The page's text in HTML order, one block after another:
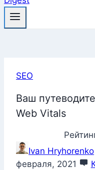
SEO
Ваш
Web Vitals
Ivan Hryhorenko
февраля, 2021